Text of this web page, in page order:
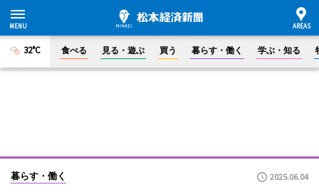
32°C 食べる 見る・遊ぶ 買う 暮らす・働く 学ぶ・知る
暮らす・働く 2025.06.04